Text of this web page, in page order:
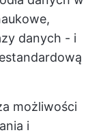
danych - i
możliwości
i